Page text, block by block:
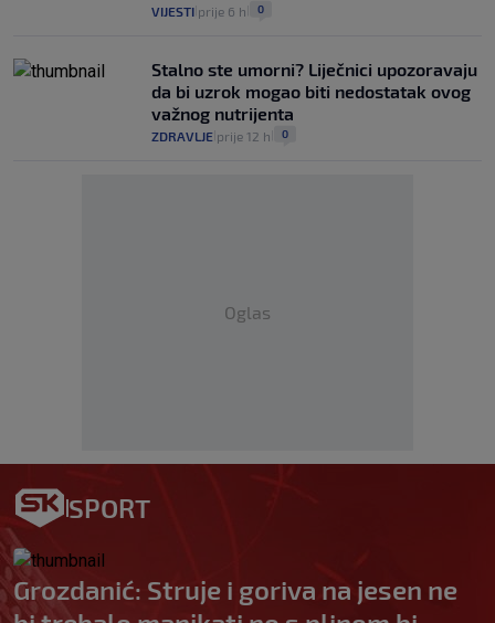
VIJESTI prije 6 h 0
Stalno ste umorni? Liječnici upozoravaju
da bi uzrok mogao biti nedostatak ovog
važnog nutrijenta
ZDRAVLJE prije 12 h 0
Oglas
SPORT
Grozdanić: Struje i goriva na jesen ne